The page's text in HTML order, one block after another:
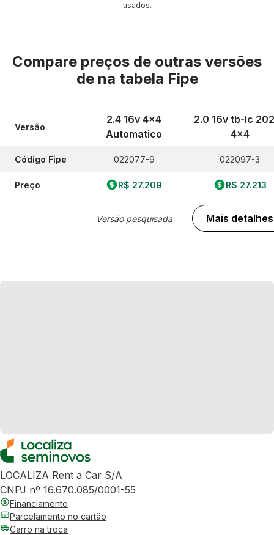
usados.
Compare preços de outras versões
de na tabela Fipe
Versão
Código Fipe
Preço
2.4 16v 4x4
Automatico
022077-9
R$ 27.209
Versão pesquisada
2.0 16v tb-Ic
4x4
022097-3
R$ 27.213
Mais detalhes
LOCALIZA Rent a Car S/A
CNPJ nº 16.670.085/0001-55
Financiamento
Parcelamento no cartão
Carro na troca